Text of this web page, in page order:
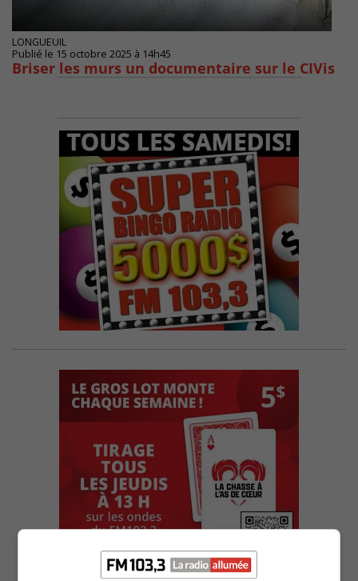
LONGUEUIL
Publié le 15 octobre 2025 à 14h45
Briser les murs un documentaire sur le CIVis